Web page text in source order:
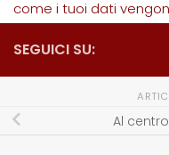
come i tuoi dati
SEGUICI SU:
Al